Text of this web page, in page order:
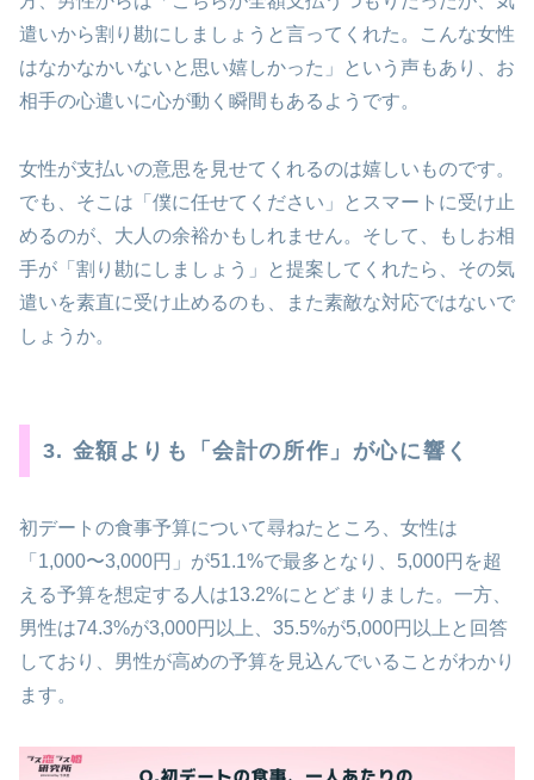
遣いから割り勘にしましょうと言ってくれた。こんな女性
はなかなかいないと思い嬉しかった」という声もあり、お
相手の心遣いに心が動く瞬間もあるようです。
女性が支払いの意思を見せてくれるのは嬉しいものです。
でも、そこは「僕に任せてください」とスマートに受け止
めるのが、大人の余裕かもしれません。そして、もしお相
手が「割り勘にしましょう」と提案してくれたら、その気
遣いを素直に受け止めるのも、また素敵な対応ではないで
しょうか。
3. 金額よりも「会計の所作」が心に響く
初デートの食事予算について尋ねたところ、女性は
「1,000〜3,000円」が51.1%で最多となり、5,000円を超
える予算を想定する人は13.2%にとどまりました。一方、
男性は74.3%が3,000円以上、35.5%が5,000円以上と回答
しており、男性が高めの予算を見込んでいることがわかり
ます。